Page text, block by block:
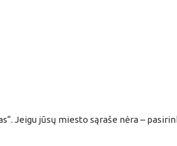
Jeigu jūsų miesto sąraše nėra –